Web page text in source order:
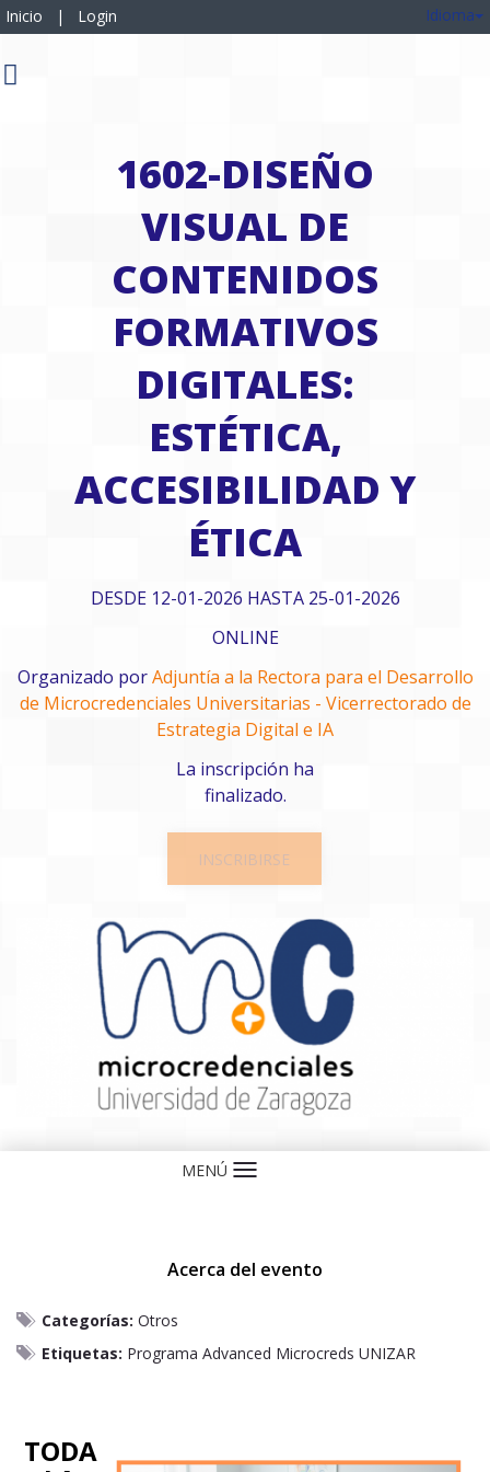
Inicio | Login Idioma
1602-DISEÑO
VISUAL DE
CONTENIDOS
FORMATIVOS
DIGITALES:
ESTÉTICA,
ACCESIBILIDAD Y
ÉTICA
DESDE 12-01-2026 HASTA 25-01-2026
ONLINE
Organizado porAdjuntía a la Rectora para el Desarrollo
de Microcredenciales Universitarias - Vicerrectorado de
Estrategia Digital e IA
La inscripción ha
finalizado.
INSCRIBIRSE
MENÚ Idioma
Acerca del evento
Categorías: Otros
Etiquetas: Programa Advanced Microcreds UNIZAR
TODA